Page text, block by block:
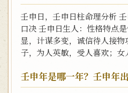
壬申日，壬申日柱命理分析
口决 壬申日生人：性格特点
显，计谋多变，诚信待人接
子，为人英敏，受人喜欢；女
壬申年是哪一年？壬申年